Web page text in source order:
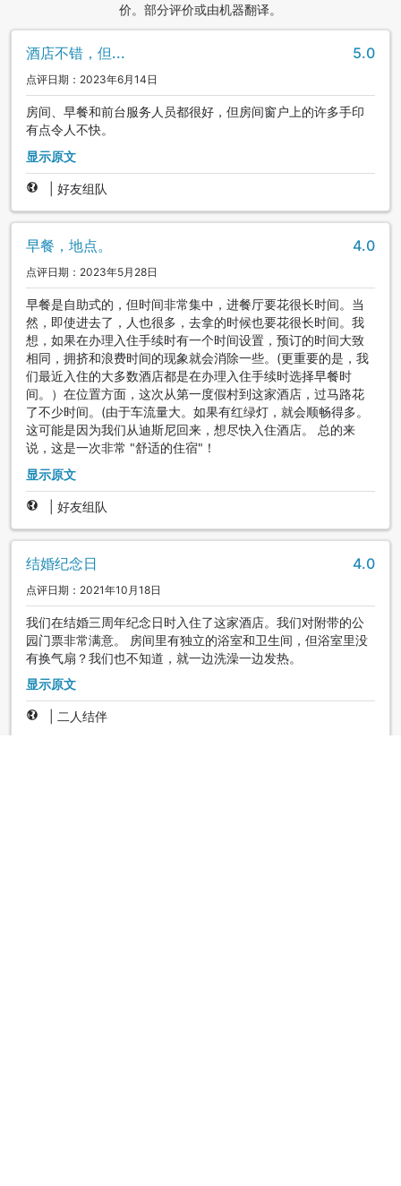
价。部分评价或由机器翻译。
酒店不错，但... 5.0
点评日期：2023年6月14日
房间、早餐和前台服务人员都很好，但房间窗户上的许多手印
有点令人不快。
显示原文
好友组队
早餐，地点。 4.0
点评日期：2023年5月28日
早餐是自助式的，但时间非常集中，进餐厅要花很长时间。当
然，即使进去了，人也很多，去拿的时候也要花很长时间。我
想，如果在办理入住手续时有一个时间设置，预订的时间大致
相同，拥挤和浪费时间的现象就会消除一些。(更重要的是，我
们最近入住的大多数酒店都是在办理入住手续时选择早餐时
间。）在位置方面，这次从第一度假村到这家酒店，过马路花
了不少时间。(由于车流量大。如果有红绿灯，就会顺畅得多。
这可能是因为我们从迪斯尼回来，想尽快入住酒店。 总的来
说，这是一次非常 "舒适的住宿"！
显示原文
好友组队
结婚纪念日 4.0
点评日期：2021年10月18日
我们在结婚三周年纪念日时入住了这家酒店。我们对附带的公
园门票非常满意。 房间里有独立的浴室和卫生间，但浴室里没
有换气扇？我们也不知道，就一边洗澡一边发热。
显示原文
二人结伴